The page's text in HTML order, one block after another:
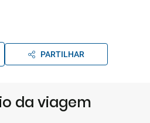
PARTILHAR
da viagem